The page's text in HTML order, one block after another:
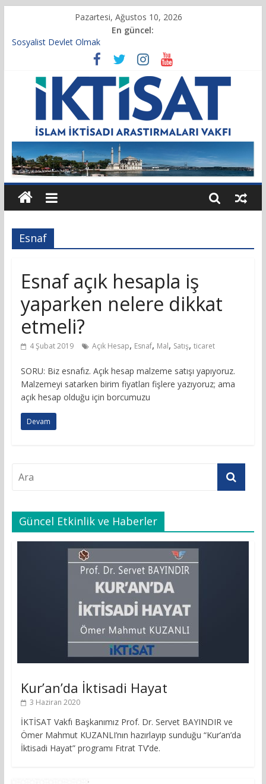
Pazartesi, Ağustos 10, 2026
En güncel:
Sosyalist Devlet Olmak
Vakıf Başkanımız Prof. Dr. Servet BAYINDIR, 10.04.2025 tarihli
Cumhurbaşkanlığı Kararnamesi’nin 21’inci maddesi gereğince
yeniden atandı.
Kur’an’da İktisadi Hayat
Finansı Yönetmek…
Tulumbanın Suyu
Esnaf
Esnaf açık hesapla iş
yaparken nelere dikkat
etmeli?
4 Şubat 2019 Açık Hesap, Esnaf, Mal, Satış, ticaret
SORU: Biz esnafız. Açık hesap malzeme satışı yapıyoruz.
Malzemeyi satarken birim fiyatları fişlere yazıyoruz; ama
açık hesap olduğu için borcumuzu
Devam
Güncel Etkinlik ve Haberler
Kur’an’da İktisadi Hayat
3 Haziran 2020
İKTİSAT Vakfı Başkanımız Prof. Dr. Servet BAYINDIR ve
Ömer Mahmut KUZANLI’nın hazırlayıp sunduğu “Kur’an’da
İktisadi Hayat” programı Fıtrat TV’de.